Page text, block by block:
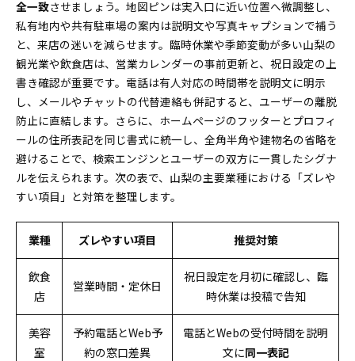
全一致させましょう。地図ピンは実入口に近い位置へ微調整し、
私有地内や共有駐車場の案内は説明文や写真キャプションで補う
と、来店の迷いを減らせます。臨時休業や季節変動が多い山梨の
観光業や飲食店は、営業カレンダーの事前更新と、祝日設定の上
書き確認が重要です。電話は有人対応の時間帯を説明文に明示
し、メールやチャットの代替連絡も併記すると、ユーザーの離脱
防止に直結します。さらに、ホームページのフッターとプロフィ
ールの住所表記を同じ書式に統一し、全角半角や建物名の省略を
避けることで、検索エンジンとユーザーの双方に一貫したシグナ
ルを伝えられます。次の表で、山梨の主要業種における「ズレや
すい項目」と対策を整理します。
業種 ズレやすい項目 推奨対策
飲食
店
営業時間・定休日
祝日設定を月初に確認し、臨
時休業は投稿で告知
美容
室
予約電話とWeb予
約の窓口差異
電話とWebの受付時間を説明
文に同一表記